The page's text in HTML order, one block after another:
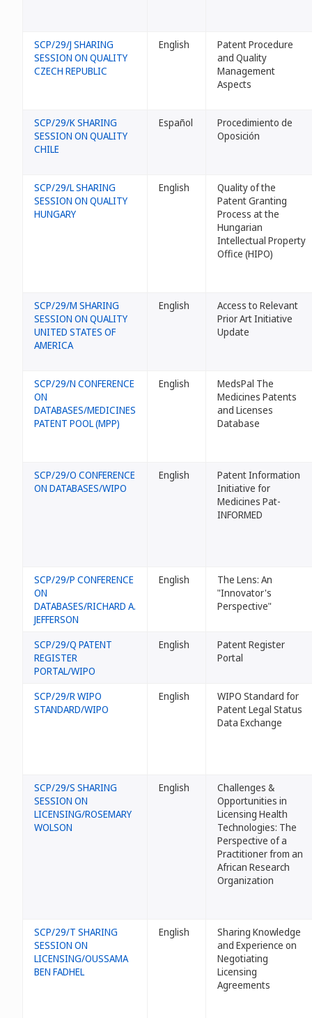
SCP/29/J SHARING
SESSION ON QUALITY
CZECH REPUBLIC
English
Patent Procedure
and Quality
Management
Aspects
SCP/29/K SHARING
SESSION ON QUALITY
CHILE
Español
Procedimiento de
Oposición
SCP/29/L SHARING
SESSION ON QUALITY
HUNGARY
English
Quality of the
Patent Granting
Process at the
Hungarian
Intellectual Property
Office (HIPO)
SCP/29/M SHARING
SESSION ON QUALITY
UNITED STATES OF
AMERICA
English
Access to Relevant
Prior Art Initiative
Update
SCP/29/N CONFERENCE
ON
DATABASES/MEDICINES
PATENT POOL (MPP)
English
MedsPal The
Medicines Patents
and Licenses
Database
SCP/29/O CONFERENCE
ON DATABASES/WIPO
English
Patent Information
Initiative for
Medicines Pat-
INFORMED
SCP/29/P CONFERENCE
ON
DATABASES/RICHARD A.
JEFFERSON
English
The Lens: An
"Innovator's
Perspective"
SCP/29/Q PATENT
REGISTER
PORTAL/WIPO
English
Patent Register
Portal
SCP/29/R WIPO
STANDARD/WIPO
English
WIPO Standard for
Patent Legal Status
Data Exchange
SCP/29/S SHARING
SESSION ON
LICENSING/ROSEMARY
WOLSON
English
Challenges &
Opportunities in
Licensing Health
Technologies: The
Perspective of a
Practitioner from an
African Research
Organization
SCP/29/T SHARING
SESSION ON
LICENSING/OUSSAMA
BEN FADHEL
English
Sharing Knowledge
and Experience on
Negotiating
Licensing
Agreements